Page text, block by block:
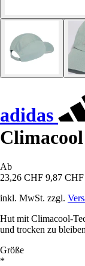
adidas
Climacool
Ab
23,26 CHF 9,87 CHF
inkl. MwSt. zzgl.
Hut mit Climacool-
und trocken zu
Größe
*